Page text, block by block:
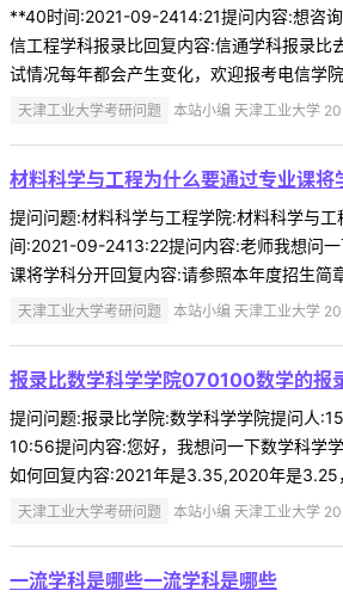
**40时间:2021-09-2414:21提问内容:想咨
信工程学科报录比回复内容:信通学科报录比
试情况每年都会产生变化，欢迎报考电信学
天津工业大学考研问题 本站小编 天津工业大学
材料科学与工程为什么要通过专业课将
提问问题:材料科学与工程学院:材料科学与
间:2021-09-2413:22提问内容:老师我想问
课将学科分开回复内容:请参照本年度招生简
天津工业大学考研问题 本站小编 天津工业大学
报录比数学科学学院070100数学的报
提问问题:报录比学院:数学科学学院提问人
10:56提问内容:您好，我想问一下数学科学
如何回复内容:2021年是3.35,2020年是
天津工业大学考研问题 本站小编 天津工业大学
一流学科是哪些一流学科是哪些